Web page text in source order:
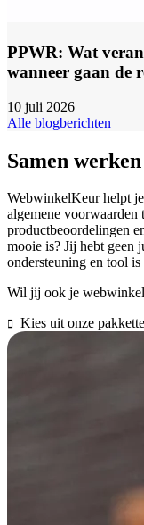
PPWR: Wat
wanneer gaan de
10 juli 2026
Alle blogberichten
Samen
WebwinkelKeur helpt
algemene voorwaarden
productbeoordelingen
mooie is? Jij hebt geen
ondersteuning en tool is
Wil jij ook je
Kies uit onze